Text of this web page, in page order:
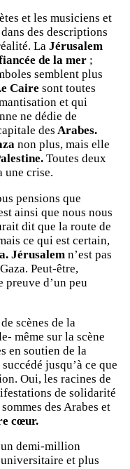
et les musiciens et
des descriptions
La Jérusalem
de la mer ;
semblent plus
Caire sont toutes
et qui
ne dédie de
des Arabes.
non plus, mais elle
Toutes deux
une crise.
pensions que
ainsi que nous nous
dit que la route de
ce qui est certain,
Jérusalem n’est pas
Peut-être,
d’un peu
scènes de la
même sur la scène
en soutien de la
jusqu’à ce que
Oui, les racines de
de solidarité
des Arabes et
cœur.
demi-million
et plus